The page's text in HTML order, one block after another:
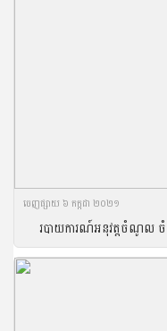
ចេញ​ផ្សាយ​ ៦ កក្កដា ២០២១
របាយការណ៍អនុវត្តចំណូល ចំណ